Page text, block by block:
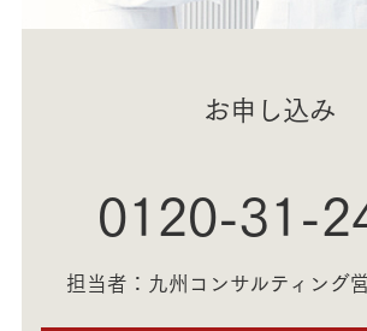
お申し込み
0120-31-
担当者：九州コンサルティン